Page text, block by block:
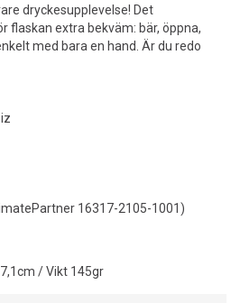
dryckesupplevelse! Det
flaskan extra bekväm: bär, öppna,
med bara en hand. Är du redo
16317-2105-1001)
/ Vikt 145gr